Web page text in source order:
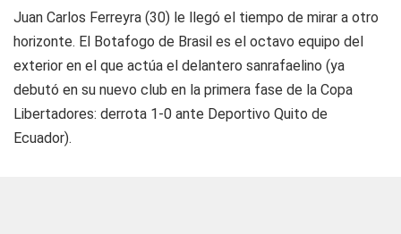
Juan Carlos Ferreyra (30) le llegó el tiempo de mirar a otro
horizonte. El Botafogo de Brasil es el octavo equipo del
exterior en el que actúa el delantero sanrafaelino (ya
debutó en su nuevo club en la primera fase de la Copa
Libertadores: derrota 1-0 ante Deportivo Quito de
Ecuador).